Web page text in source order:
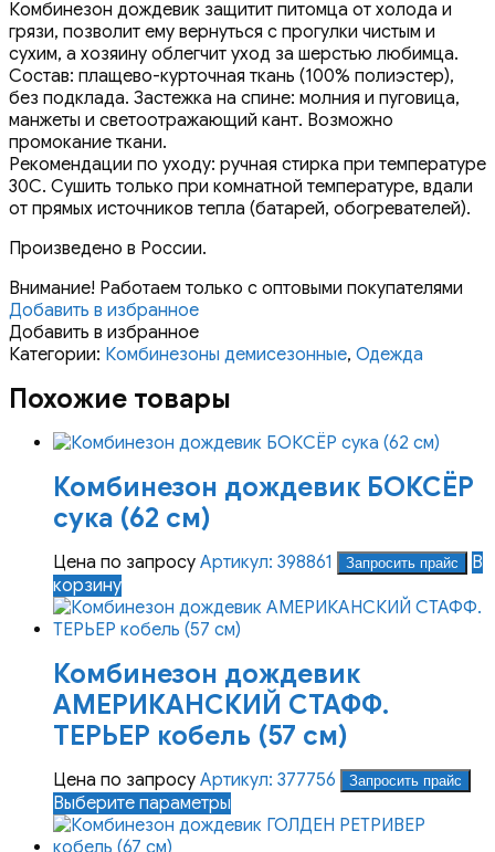
Комбинезон дождевик защитит питомца от холода и
грязи, позволит ему вернуться с прогулки чистым и
сухим, а хозяину облегчит уход за шерстью любимца.
Состав: плащево-курточная ткань (100% полиэстер),
без подклада. Застежка на спине: молния и пуговица,
манжеты и светоотражающий кант. Возможно
промокание ткани.
Рекомендации по уходу: ручная стирка при температуре
30С. Сушить только при комнатной температуре, вдали
от прямых источников тепла (батарей, обогревателей).
Произведено в России.
Внимание! Работаем только с оптовыми покупателями
Добавить в избранное
Добавить в избранное
Категории: Комбинезоны демисезонные, Одежда
Похожие товары
Комбинезон дождевик БОКСЁР
сука (62 см)
Цена по запросу Артикул: 398861 Запросить прайс
В
корзину
Комбинезон дождевик
АМЕРИКАНСКИЙ СТАФФ.
ТЕРЬЕР кобель (57 см)
Цена по запросу Артикул: 377756 Запросить прайс
Выберите параметры
товар